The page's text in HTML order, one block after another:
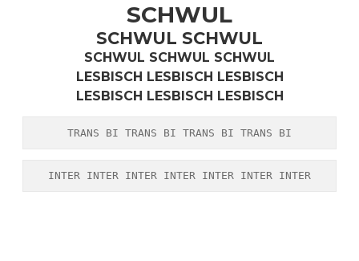
SCHWUL
SCHWUL SCHWUL
SCHWUL SCHWUL SCHWUL
LESBISCH LESBISCH LESBISCH
LESBISCH LESBISCH LESBISCH
TRANS BI TRANS BI TRANS BI TRANS BI
INTER INTER INTER INTER INTER INTER INTER